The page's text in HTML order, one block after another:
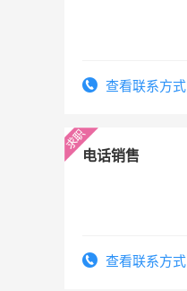
查看联系方式
电话销售
查看联系方式